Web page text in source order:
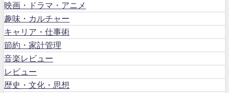
映画・ドラマ・アニメ
趣味・カルチャー
キャリア・仕事術
節約・家計管理
音楽レビュー
レビュー
歴史・文化・思想